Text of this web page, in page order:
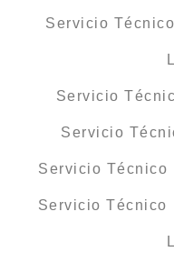
Servicio
Servicio
Servicio
Servicio
Servicio